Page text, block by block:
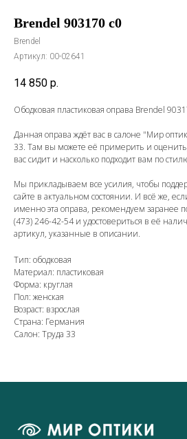
Brendel 903170 с0
Brendel
Артикул: 00-02641
14 850 р.
Ободковая пластиковая оправа Brendel
Данная оправа ждёт вас в салоне "Мир
33. Там вы можете её примерить и
вас сидит и насколько подходит вам по
Мы прикладываем все усилия, чтобы
сайте в актуальном состоянии. И всё же,
именно эта оправа, рекомендуем заранее
(473) 246-42-54и удостовериться в её
артикул, указанные в описании.
Тип: ободковая
Материал: пластиковая
Форма: круглая
Пол: женская
Возраст: взрослая
Страна: Германия
Салон: Труда 33